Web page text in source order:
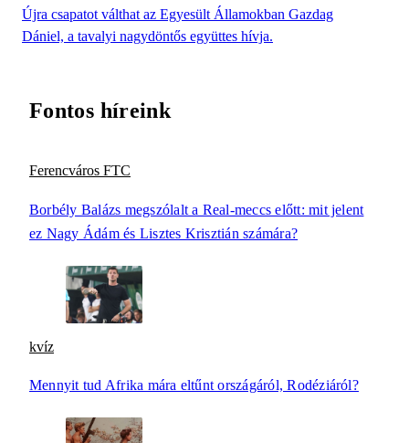
Újra csapatot válthat az Egyesült Államokban Gazdag
Dániel, a tavalyi nagydöntős együttes hívja.
Fontos híreink
Ferencváros FTC
Borbély Balázs megszólalt a Real-meccs előtt: mit jelent
ez Nagy Ádám és Lisztes Krisztián számára?
kvíz
Mennyit tud Afrika mára eltűnt országáról, Rodéziáról?